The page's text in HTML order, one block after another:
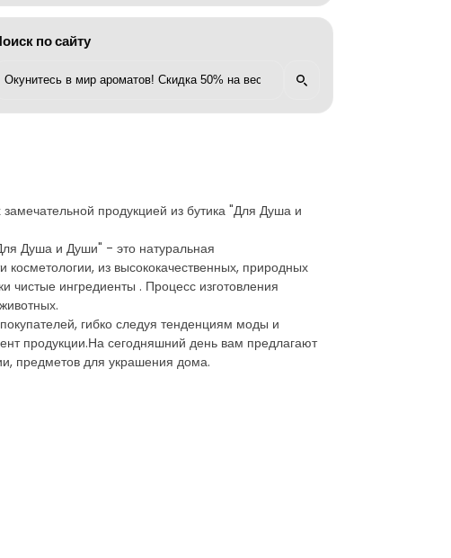
по сайту
продукцией из бутика "Для Душа и
Душа и Души" - это натуральная
косметологии, из высококачественных, природных
чистые ингредиенты . Процесс изготовления
гибко следуя тенденциям моды и
продукции.На сегодняшний день вам предлагают
предметов для украшения дома.